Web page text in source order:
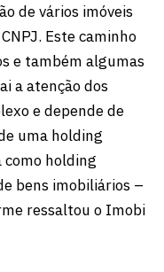
de vários imóveis
Este caminho
e também algumas
a atenção dos
e depende de
uma holding
holding
bens imobiliários –
ressaltou o Imobi